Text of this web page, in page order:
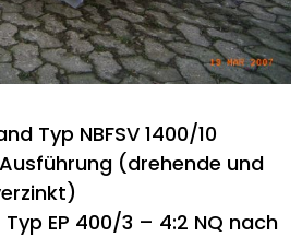
Typ NBFSV 1400/10
(drehende und
EP 400/3 – 4:2 NQ nach